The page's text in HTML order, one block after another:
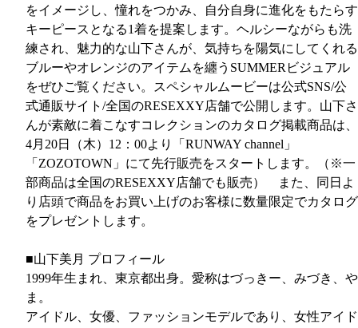
をイメージし、憧れをつかみ、自分自身に進化をもたらす
キーピースとなる1着を提案します。ヘルシーながらも洗
練され、魅力的な山下さんが、気持ちを陽気にしてくれる
ブルーやオレンジのアイテムを纏うSUMMERビジュアル
をぜひご覧ください。スペシャルムービーは公式SNS/公
式通販サイト/全国のRESEXXY店舗で公開します。山下さ
んが素敵に着こなすコレクションのカタログ掲載商品は、
4月20日（木）12：00より「RUNWAY channel」
「ZOZOTOWN」にて先行販売をスタートします。（※一
部商品は全国のRESEXXY店舗でも販売） また、同日よ
り店頭で商品をお買い上げのお客様に数量限定でカタログ
をプレゼントします。
■山下美月 プロフィール
1999年生まれ、東京都出身。愛称はづっきー、みづき、や
ま。
アイドル、女優、ファッションモデルであり、女性アイド